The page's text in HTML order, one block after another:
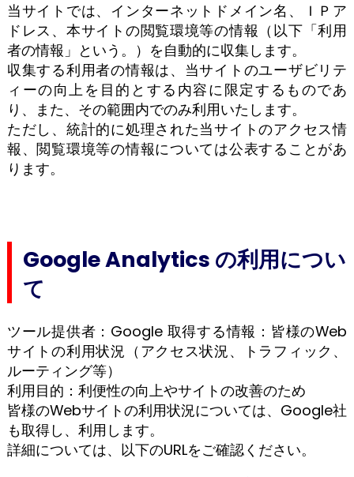
当サイトでは、インターネットドメイン名、ＩＰア
ドレス、本サイトの閲覧環境等の情報（以下「利用
者の情報」という。）を自動的に収集します。
収集する利用者の情報は、当サイトのユーザビリテ
ィーの向上を目的とする内容に限定するものであ
り、また、その範囲内でのみ利用いたします。
ただし、統計的に処理された当サイトのアクセス情
報、閲覧環境等の情報については公表することがあ
ります。
Google Analytics の利用につい
て
ツール提供者：Google 取得する情報：皆様のWeb
サイトの利用状況（アクセス状況、トラフィック、
ルーティング等）
利用目的：利便性の向上やサイトの改善のため
皆様のWebサイトの利用状況については、Google社
も取得し、利用します。
詳細については、以下のURLをご確認ください。